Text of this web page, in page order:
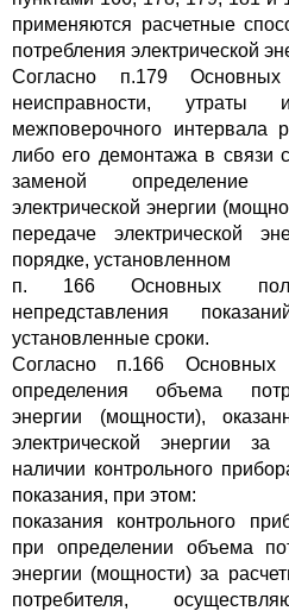
применяются расчетные
потребления электрической
Согласно п.179
неисправности, утраты
межповерочного интервала
либо его демонтажа в связи
заменой определение
электрической энергии
передаче электрической
порядке, установленном
п. 166 Основных
непредставления
установленные сроки.
Согласно п.166
определения объема
энергии (мощности),
электрической энергии
наличии контрольного
показания, при этом:
показания контрольного
при определении объема
энергии (мощности) за
потребителя,